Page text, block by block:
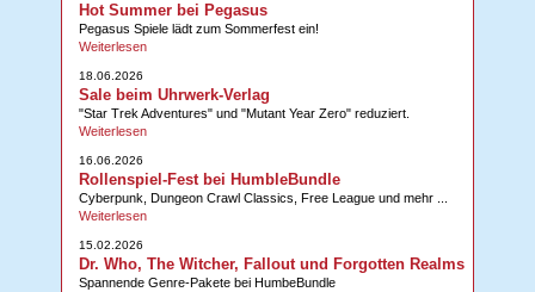
Hot Summer bei Pegasus
Pegasus Spiele lädt zum Sommerfest ein!
Weiterlesen
18.06.2026
Sale beim Uhrwerk-Verlag
"Star Trek Adventures" und "Mutant Year Zero" reduziert.
Weiterlesen
16.06.2026
Rollenspiel-Fest bei HumbleBundle
Cyberpunk, Dungeon Crawl Classics, Free League und mehr ...
Weiterlesen
15.02.2026
Dr. Who, The Witcher, Fallout und Forgotten Realms
Spannende Genre-Pakete bei HumbeBundle